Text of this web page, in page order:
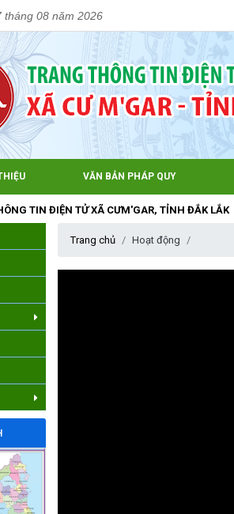
tháng 08 năm 2026
VĂN BẢN PHÁP QUY
ĐIỆN TỬ XÃ CƯM'GAR, TỈNH ĐẮK LẮK
Trang chủ Hoạt động